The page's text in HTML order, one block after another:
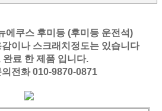
에쿠스 후미등 (후미등 운전석)
이나 스크래치정도는 있습니다
완료 한 제품 입니다.
전화 010-9870-0871